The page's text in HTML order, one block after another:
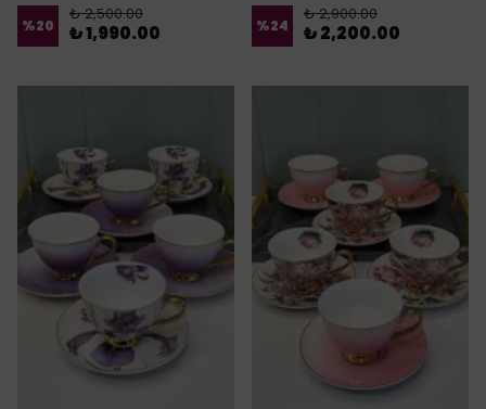
%20
₺ 2,500.00
₺ 1,990.00 %24
₺ 2,900.00
₺ 2,200.00